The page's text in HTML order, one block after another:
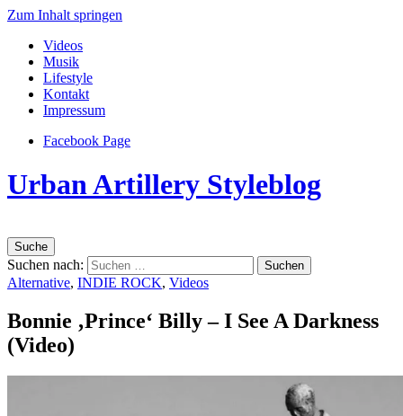
Zum Inhalt springen
Videos
Musik
Lifestyle
Kontakt
Impressum
Facebook Page
Urban Artillery Styleblog
Suche
Suchen nach:
Alternative, INDIE ROCK, Videos
Bonnie ‚Prince‘ Billy – I See A Darkness
(Video)